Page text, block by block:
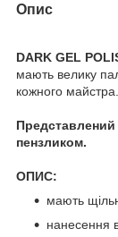
Опис
DARK GEL
мають велику
кожного майстра.
пензликом.
ОПИС:
мають
нанесення